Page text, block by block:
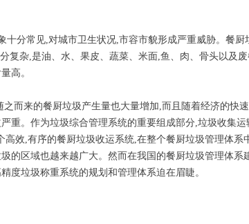
分常见,对城市卫生状况,市容市貌形成严重威胁。餐厨
杂,是油、水、果皮、蔬菜、米面,鱼、肉、骨头以及
高。
而来的餐厨垃圾产生量也大量增加,而且随着经济的快
重。作为垃圾综合管理系统的重要组成部分,垃圾收集
效,有序的餐厨垃圾收运系统,在整个餐厨垃圾管理体系
的区域也越来越广大。然而在我国的餐厨垃圾管理体
度垃圾称重系统的规划和管理体系迫在眉睫。